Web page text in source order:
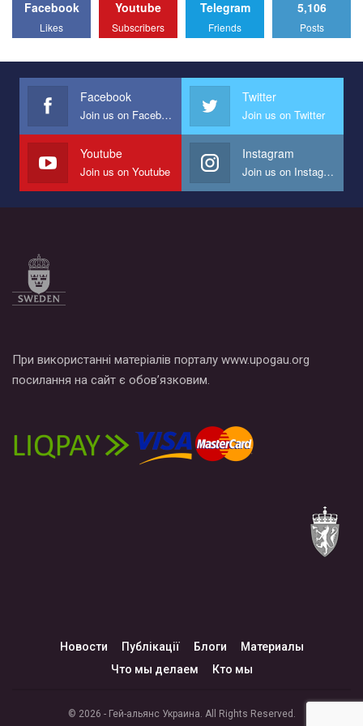
Facebook
Likes
Youtube
Subscribers
Telegram
Friends
5,106
Posts
Facebook
Join us on Facebook
Twitter
Join us on Twitter
Youtube
Join us on Youtube
Instagram
Join us on Instagram
При використанні матеріалів порталу www.upogau.org
посилання на сайт є обов’язковим.
Новости Публікації Блоги
Материалы
Что мы делаем
Кто мы
© 2026 - Гей-альянс Украина. All Rights Reserved.